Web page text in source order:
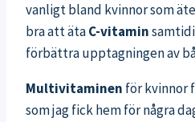
vanligt bland kvinnor som
bra att ätaC-vitamin
förbättra upptagningen av
Multivitaminen för kvinnor
som jag fick hem för några